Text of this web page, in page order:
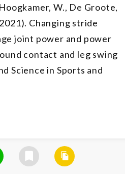
W., De Groote,
Changing stride
joint power and power
contact and leg swing
Science in Sports and